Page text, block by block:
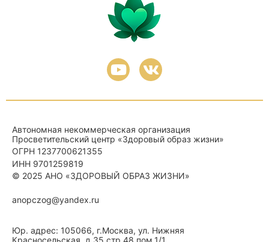
Автономная некоммерческая организация
Просветительский центр «Здоровый образ жизни»
ОГРН 1237700621355
ИНН 9701259819
© 2025 АНО «ЗДОРОВЫЙ ОБРАЗ ЖИЗНИ»
anopczog@yandex.ru
Юр. адрес: 105066, г.Москва, ул. Нижняя
Красносельская, д.35 стр.48 пом.1/1